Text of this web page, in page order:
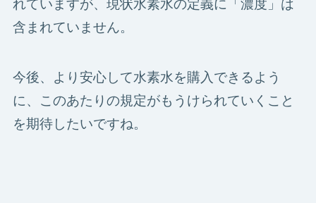
含まれていません。
今後、より安心して水素水を購入できるよう
に、このあたりの規定がもうけられていくこと
を期待したいですね。